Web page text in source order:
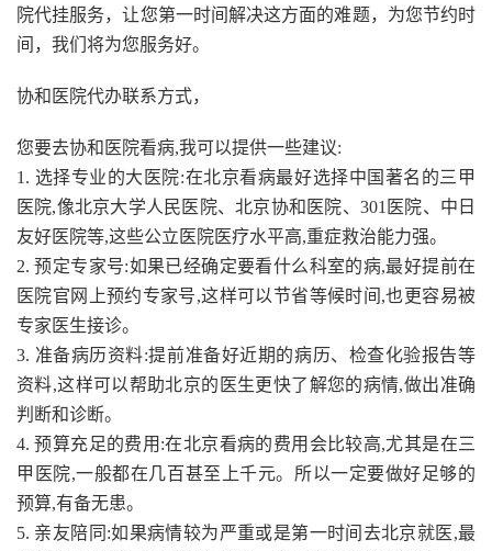
院代挂服务，让您第一时间解决这方面的难题，为您节约时
间，我们将为您服务好。
协和医院代办联系方式，
您要去协和医院看病,我可以提供一些建议:
1. 选择专业的大医院:在北京看病最好选择中国著名的三甲
医院,像北京大学人民医院、北京协和医院、301医院、中日
友好医院等,这些公立医院医疗水平高,重症救治能力强。
2. 预定专家号:如果已经确定要看什么科室的病,最好提前在
医院官网上预约专家号,这样可以节省等候时间,也更容易被
专家医生接诊。
3. 准备病历资料:提前准备好近期的病历、检查化验报告等
资料,这样可以帮助北京的医生更快了解您的病情,做出准确
判断和诊断。
4. 预算充足的费用:在北京看病的费用会比较高,尤其是在三
甲医院,一般都在几百甚至上千元。所以一定要做好足够的
预算,有备无患。
5. 亲友陪同:如果病情较为严重或是第一时间去北京就医,最